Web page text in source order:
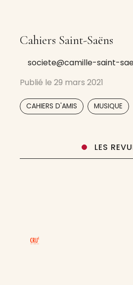
Cahiers Saint-Saëns
societe@camille-saint-
Publié le 29 mars 2021
CAHIERS D'AMIS MUSIQUE
LES